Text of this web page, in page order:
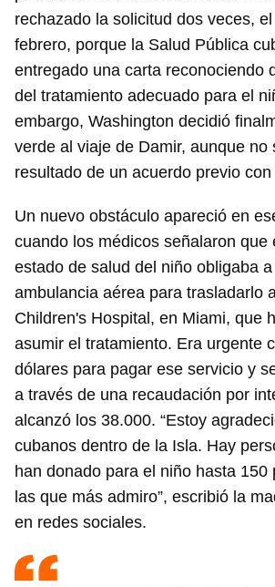
rechazado la solicitud dos veces,
febrero, porque la Salud Pública
entregado una carta reconociendo
del tratamiento adecuado para el
embargo, Washington decidió
verde al viaje de Damir, aunque no
resultado de un acuerdo previo
Un nuevo obstáculo apareció en
cuando los médicos señalaron que
estado de salud del niño obligaba
ambulancia aérea para trasladarlo
Children's Hospital, en Miami, que
asumir el tratamiento. Era urgente
dólares para pagar ese servicio y
a través de una recaudación por
alcanzó los 38.000. “Estoy
cubanos dentro de la Isla. Hay
han donado para el niño hasta 150
las que más admiro”, escribió la
en redes sociales.